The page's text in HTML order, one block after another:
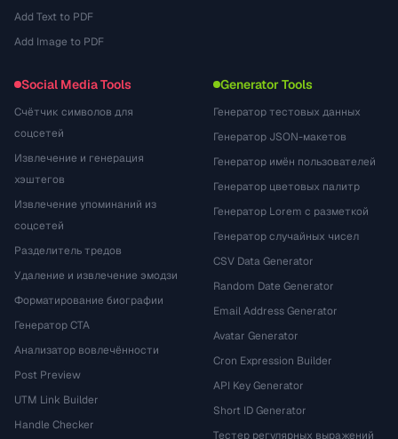
Add Text to PDF
Add Image to PDF
Social Media Tools
Счётчик символов для
соцсетей
Извлечение и генерация
хэштегов
Извлечение упоминаний из
соцсетей
Разделитель тредов
Удаление и извлечение эмодзи
Форматирование биографии
Генератор CTA
Анализатор вовлечённости
Post Preview
UTM Link Builder
Handle Checker
Generator Tools
Генератор тестовых данных
Генератор JSON-макетов
Генератор имён пользователей
Генератор цветовых палитр
Генератор Lorem с разметкой
Генератор случайных чисел
CSV Data Generator
Random Date Generator
Email Address Generator
Avatar Generator
Cron Expression Builder
API Key Generator
Short ID Generator
Тестер регулярных выражений